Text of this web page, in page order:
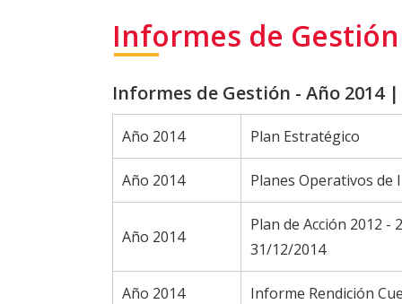
Informes de Gestión
Informes de Gestión - Año 2014 |
Año 2014 Plan Estratégico
Año 2014 Planes Operativos de
Año 2014
Plan de Acción 2012
31/12/2014
Año 2014 Informe Rendición